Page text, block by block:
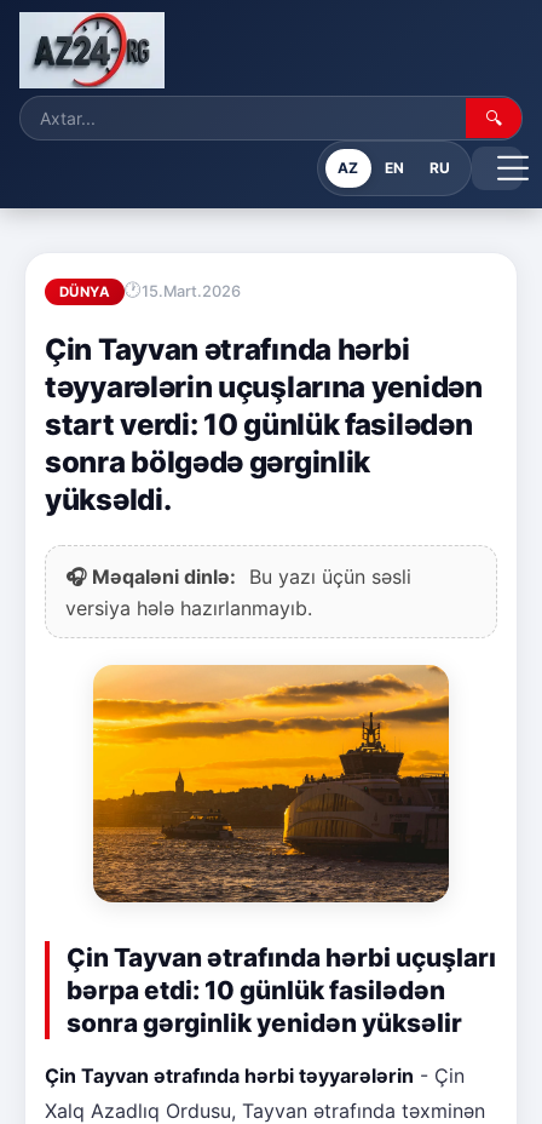
🔍
AZ EN RU
DÜNYA 15.Mart.2026
Çin Tayvan ətrafında hərbi
təyyarələrin uçuşlarına yenidən
start verdi: 10 günlük fasilədən
sonra bölgədə gərginlik
yüksəldi.
🎧 Məqaləni dinlə:
Bu yazı üçün səsli
versiya hələ hazırlanmayıb.
Çin Tayvan ətrafında hərbi uçuşları
bərpa etdi: 10 günlük fasilədən
sonra gərginlik yenidən yüksəlir
Çin Tayvan ətrafında hərbi təyyarələrin - Çin
Xalq Azadlıq Ordusu, Tayvan ətrafında təxminən